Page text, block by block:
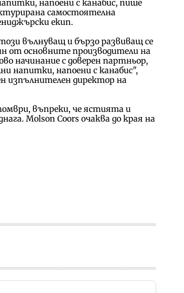
напоени с канабис, пише
самостоятелна
екип.
вълнуващ и бързо развиващ се
от основните производители на
начинание с доверен партньор,
напитки, напоени с канабис",
изпълнителен директор на
въпреки, че ястията и
Molson Coors очаква до края на